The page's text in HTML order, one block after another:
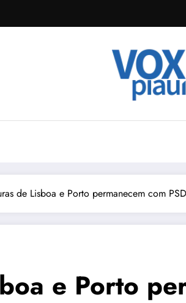
de Lisboa e Porto permanecem com
e Porto